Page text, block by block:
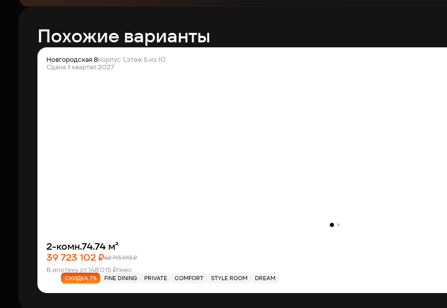
Похожие варианты
Новгородская 8Корпус 1,этаж 5 из 10
Сдача II квартал 2027
2-комн.74.74 м²
39 723 102 ₽42 713 013 ₽
В ипотеку от 148 015 ₽/мес
СКИДКА 7% FINE DINING PRIVATE COMFORT STYLE ROOM DREAM